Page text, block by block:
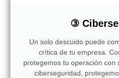
③
Un solo descuido puede
crítica de tu empresa.
protegemos tu operación con
ciberseguridad,